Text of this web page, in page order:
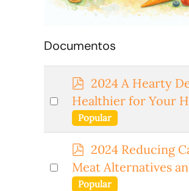
Documentos
Select
item
p
d
f
2024 A Hearty
Healthier for Your
Popular
Select
p
d
f
2024 Reducing
Meat Alternatives
Popular